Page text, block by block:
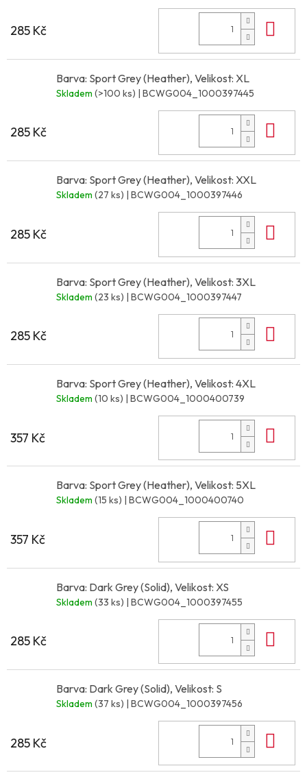
285 Kč
Barva: Sport Grey (Heather), Velikost: XL
Skladem (>100 ks) | BCWG004_1000397445
285 Kč
Barva: Sport Grey (Heather), Velikost: XXL
Skladem (27 ks) | BCWG004_1000397446
285 Kč
Barva: Sport Grey (Heather), Velikost: 3XL
Skladem (23 ks) | BCWG004_1000397447
285 Kč
Barva: Sport Grey (Heather), Velikost: 4XL
Skladem (10 ks) | BCWG004_1000400739
357 Kč
Barva: Sport Grey (Heather), Velikost: 5XL
Skladem (15 ks) | BCWG004_1000400740
357 Kč
Barva: Dark Grey (Solid), Velikost: XS
Skladem (33 ks) | BCWG004_1000397455
285 Kč
Barva: Dark Grey (Solid), Velikost: S
Skladem (37 ks) | BCWG004_1000397456
285 Kč